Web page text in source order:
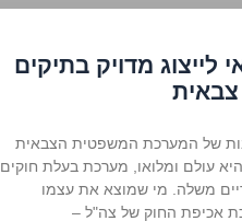
לייצוג מדויק בתיקים
של המערכת המשפטית הצבאית
עולם ומלואו, מערכת בעלת חוקים,
משלה. מי שמוצא את עצמו
אכיפת החוק של צה"ל –